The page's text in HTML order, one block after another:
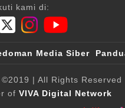
kami di:
Media Siber
©2019 | All Rights Reserved
of VIVA Digital Network